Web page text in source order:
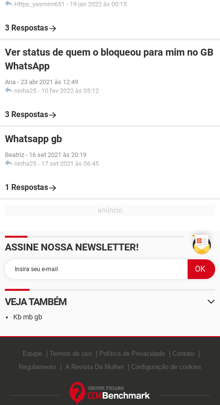
Https_yasmim651 - 19 jan 2022 às 00:15
3 Respostas
Ver status de quem o bloqueou para mim no GB
WhatsApp
Ana - 23 abr 2021 às 12:49
ninha25 - 10 fev 2022 às 05:12
3 Respostas
Whatsapp gb
Beatriz - 16 set 2021 às 20:19
ninha25 - 17 set 2021 às 06:45
1 Respostas
ASSINE NOSSA NEWSLETTER!
VEJA TAMBÉM
Kb mb gb
Equipe Termos de uso Política de Privacidade
Contato
Regulamento
A Revista Da Mulher Configuração de cookies